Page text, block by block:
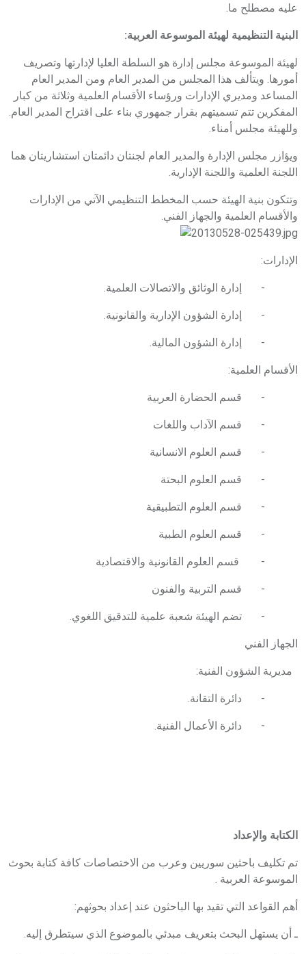
عليه مصطلح ما.
البنية التنظيمية لهيئة الموسوعة العربية:
لهيئة الموسوعة مجلس إدارة هو السلطة العليا لإدارتها وتصريف
أمورها. ويتألف هذا المجلس من المدير العام ومن المدير العام
المساعد ومديري الإدارات ورؤساء الأقسام العلمية وثلاثة من كبار
المفكرين تتم تسميتهم بقرار جمهوري بناء على اقتراح المدير العام.
وللهيئة مجلس أمناء.
ويؤازر مجلس الإدارة والمدير العام لجنتان دائمتان استشاريتان هما
اللجنة العلمية واللجنة الإدارية.
وتتكون بنية الهيئة حسب المخطط التنظيمي الآتي من الإدارات
والأقسام العلمية والجهاز الفني.
الإدارات:
- إدارة الوثائق والاتصالات العلمية.
- إدارة الشؤون الإدارية والقانونية.
- إدارة الشؤون المالية.
الأقسام العلمية:
- قسم الحضارة العربية
- قسم الآداب واللغات
- قسم العلوم الانسانية
- قسم العلوم البحتة
- قسم العلوم التطبيقية
- قسم العلوم الطبية
- قسم العلوم القانونية والاقتصادية
- قسم التربية والفنون
- تضم الهيئة شعبة علمية للتدقيق اللغوي.
الجهاز الفني
مديرية الشؤون الفنية:
- دائرة التقانة.
- دائرة الأعمال الفنية.
الكتابة والإعداد
تم تكليف باحثين سوريين وعرب من الاختصاصات كافة كتابة بحوث
الموسوعة العربية .
أهم القواعد التي تقيد بها الباحثون عند إعداد بحوثهم:
ـ أن يستهل البحث بتعريف مبدئي بالموضوع الذي سيتطرق إليه.